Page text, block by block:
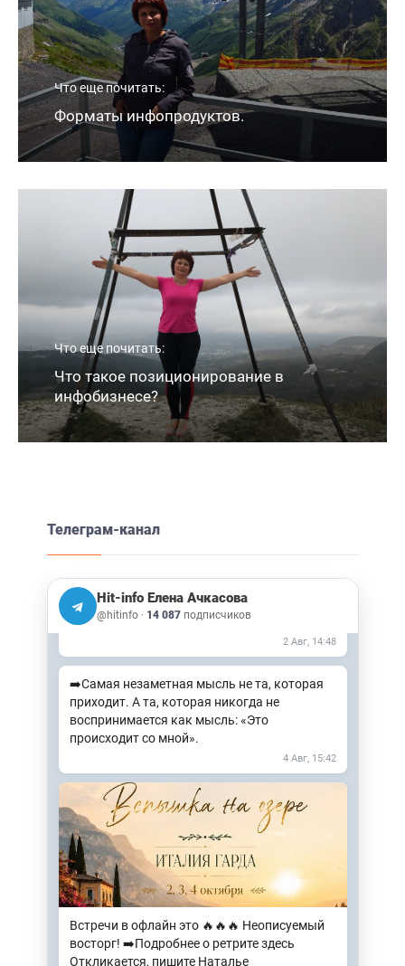
Что еще почитать:
Форматы инфопродуктов.
Что еще почитать:
Что такое позиционирование в
инфобизнесе?
Телеграм-канал
Hit-info Елена Ачкасова
@hitinfo · 14 087подписчиков
😌😌😚😛 в 1️⃣6️⃣Мск СЕГОДНЯ «Почему
действия?» Ссылка будет здесь за 15 мин до
эфира Комментарии во время эфира пишите
только под этим постом 👇👇 До…
🔔 Через 15 минут начинаем Доступ на
встречу ➡ ВХОД
2 Авг, 12:45
этим постом, что узнается и участвуйте в
розыгрыше на следующем эфире! 🌟Если
интересна Трилогия "РАСПАД"…
🎧Аудиозапись эфира: Почему жизнь
выглядит ответом на твои действия
2 Авг, 14:48
➡️Самая незаметная мысль не та, которая
приходит. А та, которая никогда не
воспринимается как мысль: «Это
происходит со мной».
4 Авг, 15:42
Встречи в офлайн это 🔥🔥🔥 Неописуемый
восторг! ➡️Подробнее о ретрите здесь
Откликается, пишите Наталье